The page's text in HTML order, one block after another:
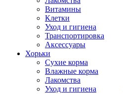
Витамины
Клетки
Уход и гигиена
Транспортировка
Аксессуары
Хорьки
Сухие корма
Влажные корма
Лакомства
Уход и гигиена